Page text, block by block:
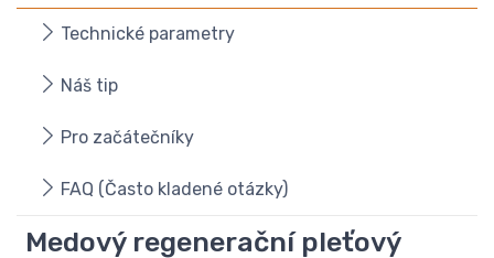
Technické parametry
Náš tip
Pro začátečníky
FAQ (Často kladené otázky)
Medový regenerační pleťový